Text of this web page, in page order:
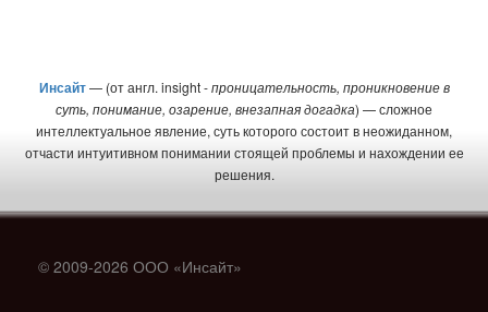
Инсайт — (от англ. insight -проницательность, проникновение в
суть, понимание, озарение, внезапная догадка) — сложное
интеллектуальное явление, суть которого состоит в неожиданном,
отчасти интуитивном понимании стоящей проблемы и нахождении ее
решения.
© 2009-2026 ООО «Инсайт»